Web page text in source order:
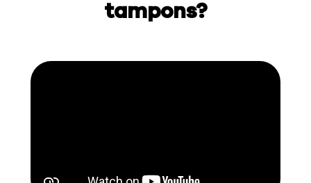
tampons?